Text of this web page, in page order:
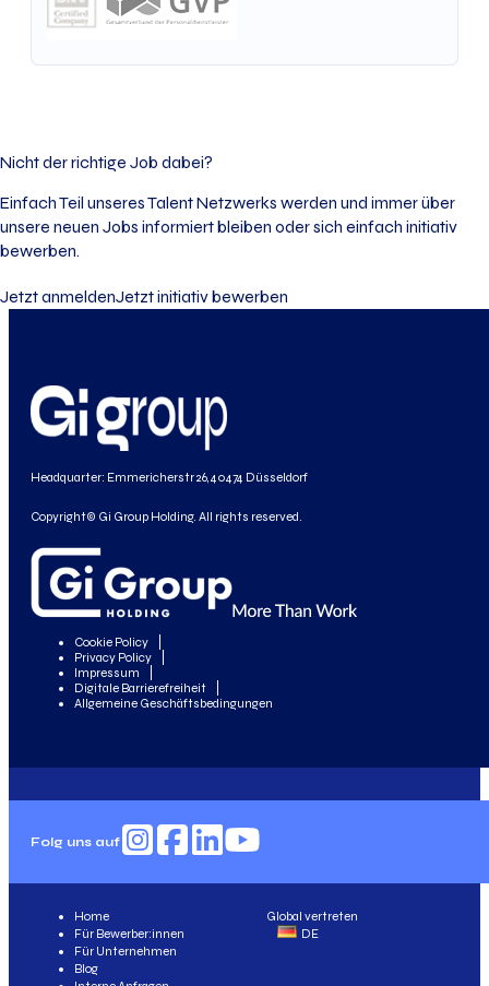
Nicht der richtige Job dabei?
Einfach Teil unseres Talent Netzwerks werden und immer über
unsere neuen Jobs informiert bleiben oder sich einfach initiativ
bewerben.
Jetzt anmeldenJetzt initiativ bewerben
Headquarter: Emmericherstr 26, 40474 Düsseldorf
Copyright© Gi Group Holding. All rights reserved.
Cookie Policy
Privacy Policy
Impressum
Digitale Barrierefreiheit
Allgemeine Geschäftsbedingungen
Folg uns auf
Global vertreten
DE
Home
Für Bewerber:innen
Für Unternehmen
Blog